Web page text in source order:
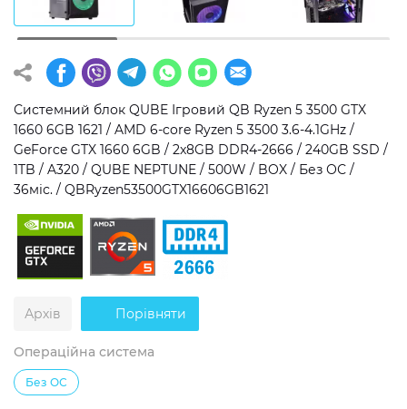
Операційна система
Windows 11 Home
Windows 11 Pro
Без ОС
Тип накопичувача
SSD
HDD
SSD + HDD
Додатково
RGB-підсвічування
Розблокований множник CPU
Надшвидкий M.2 SSD NVME
Системний блок QUBE Ігровий QB Ryzen 5 3500 GTX
1660 6GB 1621 / AMD 6-core Ryzen 5 3500 3.6-4.1GHz /
GeForce GTX 1660 6GB / 2x8GB DDR4-2666 / 240GB SSD /
1TB / A320 / QUBE NEPTUNE / 500W / BOX / Без ОС /
36міс. / QBRyzen53500GTX16606GB1621
Архів Порівняти
Операційна система
Без ОС